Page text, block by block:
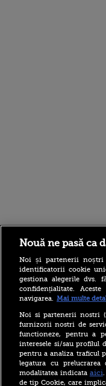
Nouă ne pasă ca
Noi și partenerii noștri
identificatorii cookie
gestiona alegerile dvs.
confidențialitate.
navigarea. Mai multe
Noi si partenerii nostri
furnizorii nostri de
functioneze, pentru a
interesele si/sau profilul
pentru a analiza traficul
legatura cu
modalitatea indicata aici.
de tip Cookie, care